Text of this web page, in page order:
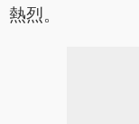
熱烈。